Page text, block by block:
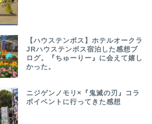
【ハウステンボス】ホテルオークラ
JRハウステンボス宿泊した感想ブ
ログ。『ちゅーりー』に会えて嬉し
かった。
ニジゲンノモリ×『鬼滅の刃』コラ
ボイベントに行ってきた感想